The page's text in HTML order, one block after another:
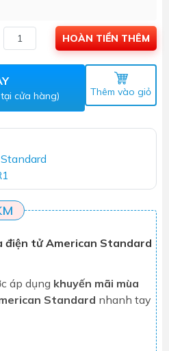
HOÀN TIỀN THÊM
cửa hàng) Thêm vào giỏ
điện tử American Standard
áp dụng khuyến mãi mùa
Standard nhanh tay